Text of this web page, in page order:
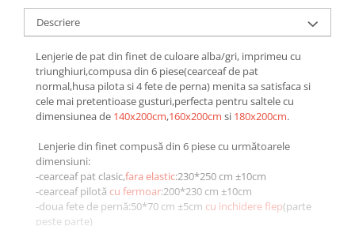
Bej
Verde
Imprimeu
Cu flori
Uni (1-2 culori)
Cu inimioare
Cu pisici
Cu Animal Print
Cu ursuleti
Descriere
Lenjerie de pat din finet de culoare alba/gri, imprimeu cu
triunghiuri,compusa din 6 piese(cearceaf de pat
normal,husa pilota si 4 fete de perna) menita sa satisfaca si
cele mai pretentioase gusturi,perfecta pentru saltele cu
dimensiunea de 140x200cm,160x200cm si 180x200cm.
Lenjerie din finet compusă din 6 piese cu următoarele
dimensiuni:
-cearceaf pat clasic,fara elastic:230*250 cm ±10cm
-cearceaf pilotă cu fermoar:200*230 cm ±10cm
-doua fete de pernă:50*70 cm ±5cm cu inchidere flep(parte
peste parte)